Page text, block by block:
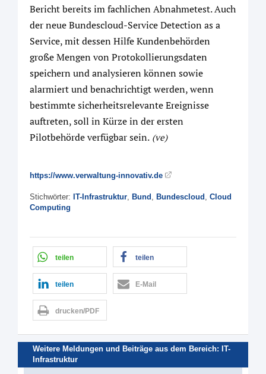
Bericht bereits im fachlichen Abnahmetest. Auch
der neue Bundescloud-Service Detection as a
Service, mit dessen Hilfe Kundenbehörden
große Mengen von Protokollierungsdaten
speichern und analysieren können sowie
alarmiert und benachrichtigt werden, wenn
bestimmte sicherheitsrelevante Ereignisse
auftreten, soll in Kürze in der ersten
Pilotbehörde verfügbar sein. (ve)
https://www.verwaltung-innovativ.de
Stichwörter: IT-Infrastruktur, Bund , Bundescloud , Cloud
Computing
teilen teilen
teilen E-Mail
drucken/PDF
Weitere Meldungen und Beiträge aus dem Bereich: IT-
Infrastruktur